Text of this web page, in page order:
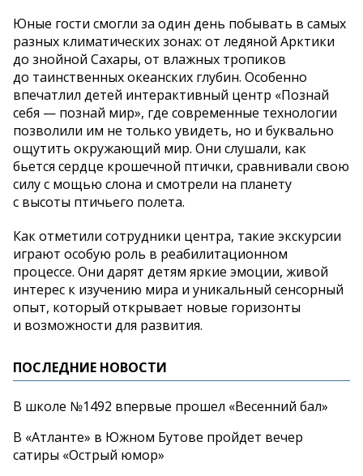
Юные гости смогли за один день побывать в самых
разных климатических зонах: от ледяной Арктики
до знойной Сахары, от влажных тропиков
до таинственных океанских глубин. Особенно
впечатлил детей интерактивный центр «Познай
себя — познай мир», где современные технологии
позволили им не только увидеть, но и буквально
ощутить окружающий мир. Они слушали, как
бьется сердце крошечной птички, сравнивали свою
силу с мощью слона и смотрели на планету
с высоты птичьего полета.
Как отметили сотрудники центра, такие экскурсии
играют особую роль в реабилитационном
процессе. Они дарят детям яркие эмоции, живой
интерес к изучению мира и уникальный сенсорный
опыт, который открывает новые горизонты
и возможности для развития.
ПОСЛЕДНИЕ НОВОСТИ
В школе №1492 впервые прошел «Весенний бал»
В «Атланте» в Южном Бутове пройдет вечер
сатиры «Острый юмор»